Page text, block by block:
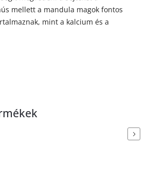
mellett a mandula magok fontos
mint a kalcium és a
Next